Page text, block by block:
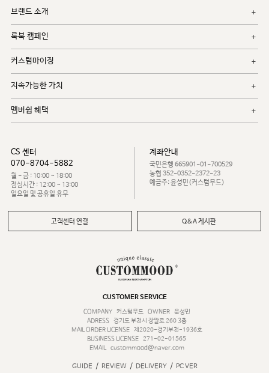
브랜드 소개
룩북 캠페인
커스텀마이징
지속가능한 가치
멤버쉽 혜택
CS 센터
070-8704-5882
월 - 금 : 10:00 ~ 18:00
점심시간 : 12:00 ~ 13:00
일요일 및 공휴일 휴무
계좌안내
국민은행 665901-01-700529
농협 352-0352-2372-23
예금주: 윤성민(커스텀무드)
고객센터 연결 Q&A 게시판
CUSTOMER SERVICE
COMPANY
커스텀무드 OWNER
윤성민
ADRESS
경기도 부천시 장말로 260 3층
MAIL ORDER LICENSE
제2020-경기부천-1936호
BUSINESS LICENSE 271-02-01565
EMAIL
custommood@naver.com
GUIDE / REVIEW / DELIVERY / PC VER